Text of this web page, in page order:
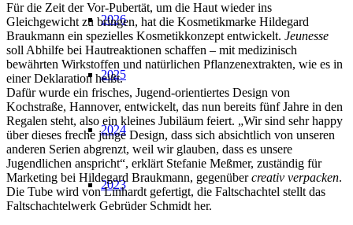
2026
2025
2024
2023
Für die Zeit der Vor-Pubertät, um die Haut wieder ins
Gleichgewicht zu bringen, hat die Kosmetikmarke Hildegard
Braukmann ein spezielles Kosmetikkonzept entwickelt. Jeunesse
soll Abhilfe bei Hautreaktionen schaffen – mit medizinisch
bewährten Wirkstoffen und natürlichen Pflanzenextrakten, wie es in
einer Deklaration heißt.
Dafür wurde ein frisches, Jugend-orientiertes Design von
Kochstraße, Hannover, entwickelt, das nun bereits fünf Jahre in den
Regalen steht, also ein kleines Jubiläum feiert. „Wir sind sehr happy
über dieses freche junge Design, dass sich absichtlich von unseren
anderen Serien abgrenzt, weil wir glauben, dass es unsere
Jugendlichen anspricht“, erklärt Stefanie Meßmer, zuständig für
Marketing bei Hildegard Braukmann, gegenübercreativ verpacken.
Die Tube wird von Linhardt gefertigt, die Faltschachtel stellt das
Faltschachtelwerk Gebrüder Schmidt her.